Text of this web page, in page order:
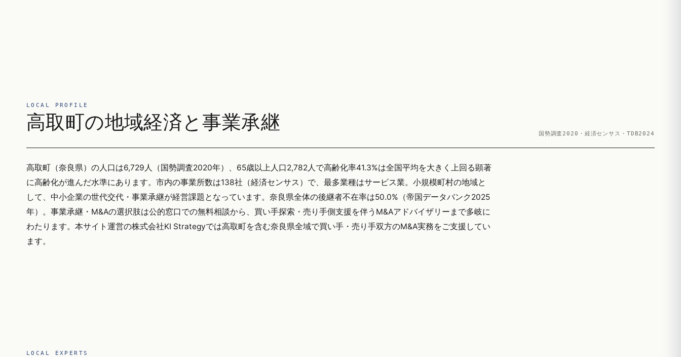
LOCAL PROFILE
高取町の地域経済と事業承継
国勢調査2020・経済センサス・TDB2024
高取町（奈良県）の人口は6,729人（国勢調査2020年）、65歳以上人口2,782人で高齢化率41.3%は全国平均を大きく上回る顕著
に高齢化が進んだ水準にあります。市内の事業所数は138社（経済センサス）で、最多業種はサービス業。小規模町村の地域と
して、中小企業の世代交代・事業承継が経営課題となっています。奈良県全体の後継者不在率は50.0%（帝国データバンク2025
年）。事業承継・M&Aの選択肢は公的窓口での無料相談から、買い手探索・売り手側支援を伴うM&Aアドバイザリーまで多岐に
わたります。本サイト運営の株式会社KI Strategyでは高取町を含む奈良県全域で買い手・売り手双方のM&A実務をご支援してい
ます。
LOCAL EXPERTS